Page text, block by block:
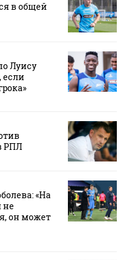
в общей
Луису
если
РПЛ
«На
не
он может